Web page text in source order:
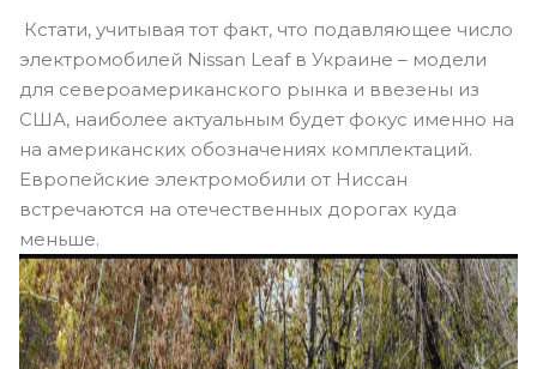
Кстати, учитывая тот факт, что подавляющее число
электромобилей Nissan Leaf в Украине – модели
для североамериканского рынка и ввезены из
США, наиболее актуальным будет фокус именно на
на американских обозначениях комплектаций.
Европейские электромобили от Ниссан
встречаются на отечественных дорогах куда
меньше.